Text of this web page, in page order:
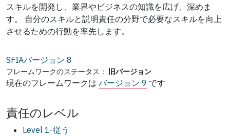
スキルを開発し、業界やビジネスの知識を広げ、深めま
す。 自分のスキルと説明責任の分野で必要なスキルを向上
させるための行動を率先します。
SFIAバージョン 8
フレームワークのステータス： 旧バージョン
現在のフレームワークは バージョン 9 です
責任のレベル
Level 1-従う